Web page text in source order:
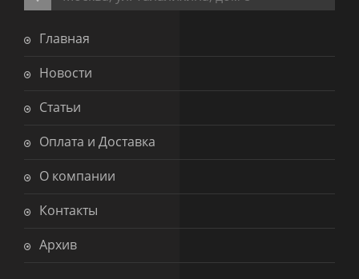
Главная
Новости
Статьи
Оплата и Доставка
О компании
Контакты
Архив